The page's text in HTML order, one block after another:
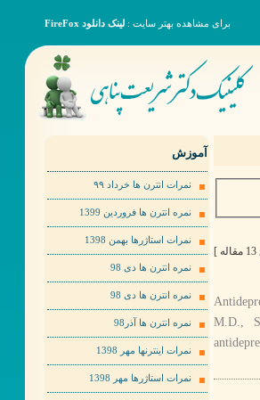
برای مشاهده بهتر سایت : لینک دانلود FireFox
M.D.,
آموزش
نمرات انترن ها خرداد ٩٩
نمره انترن ها فروردین 1399
نمرات استاژرها بهمن 1398
نمره انترن ها دی 98
نمره انترن ها دی 98
نمره انترن ها آذر98
نمرات اینترنها مهر 1398
نمرات استاژرها مهر 1398